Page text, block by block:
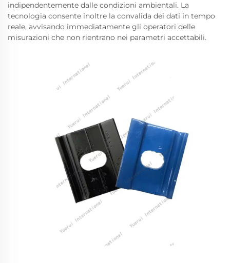
indipendentemente dalle condizioni ambientali. La
tecnologia consente inoltre la convalida dei dati in tempo
reale, avvisando immediatamente gli operatori delle
misurazioni che non rientrano nei parametri accettabili.